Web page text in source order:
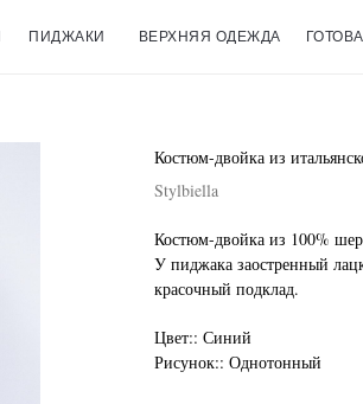
ПИДЖАКИ ВЕРХНЯЯ ОДЕЖДА
Костюм-двойка из
Stylbiella
Костюм-двойка из 100%
У пиджака заостренный
красочный подклад.
Цвет:: Синий
Рисунок:: Однотонный